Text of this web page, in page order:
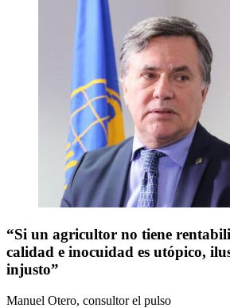
“Si un agricultor no tiene
calidad e inocuidad es utópico,
injusto”
Manuel Otero, consultor el pulso